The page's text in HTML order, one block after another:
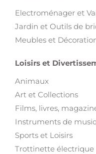
Electroménager et
Jardin et Outils de
Meubles et
Loisirs et
Animaux
Art et Collections
Films, livres,
Instruments de
Sports et Loisirs
Trottinette électrique